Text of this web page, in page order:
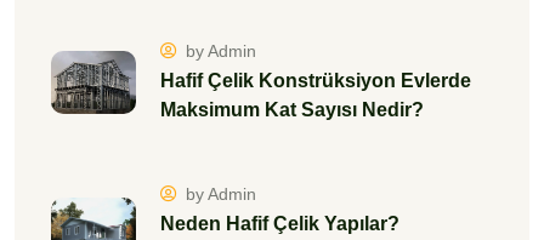
by Admin
Hafif Çelik Konstrüksiyon Evlerde
Maksimum Kat Sayısı Nedir?
by Admin
Neden Hafif Çelik Yapılar?